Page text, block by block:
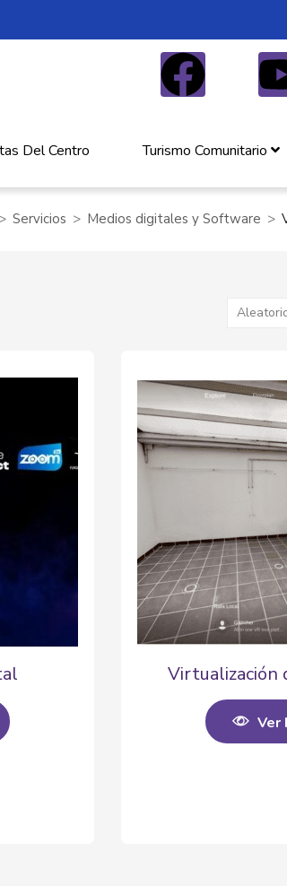
Del Centro Turismo Comunitario
Servicios Medios digitales y Software
Virtualización
Ver